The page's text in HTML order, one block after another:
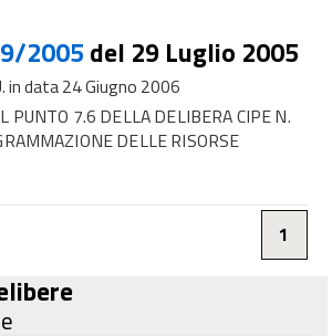
2005 del 29 Luglio 2005
in data 24 Giugno 2006
PUNTO 7.6 DELLA DELIBERA CIPE N.
DELLE RISORSE
1